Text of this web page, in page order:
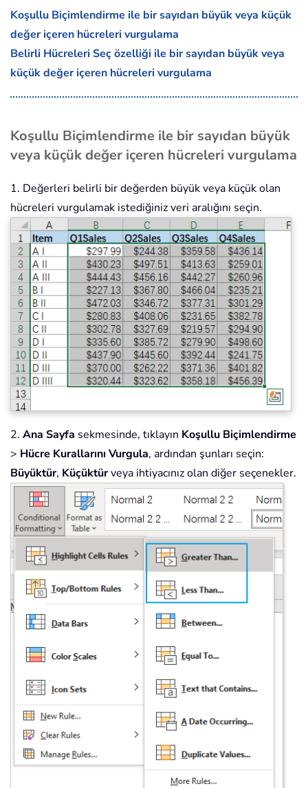
Koşullu Biçimlendirme ile bir sayıdan büyük veya küçük
değer içeren hücreleri vurgulama
Belirli Hücreleri Seç özelliği ile bir sayıdan büyük veya
küçük değer içeren hücreleri vurgulama
Koşullu Biçimlendirme ile bir sayıdan büyük
veya küçük değer içeren hücreleri vurgulama
1. Değerleri belirli bir değerden büyük veya küçük olan
hücreleri vurgulamak istediğiniz veri aralığını seçin.
2. Ana Sayfa sekmesinde, tıklayın Koşullu Biçimlendirme
> Hücre Kurallarını Vurgula, ardından şunları seçin:
Büyüktür, Küçüktürveya ihtiyacınız olan diğer seçenekler.